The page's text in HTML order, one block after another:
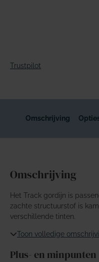
Trustpilot
Omschrijving
Omschrijving
Het Track gordijn is
zachte structuurstof is
verschillende tinten.
Toon volledige
Plus- en minpunten